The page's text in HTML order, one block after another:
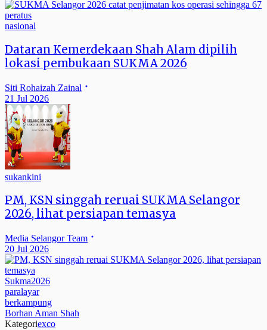
nasional
Dataran Kemerdekaan Shah Alam dipilih
lokasi pembukaan SUKMA 2026
Siti Rohaizah Zainal
21 Jul 2026
sukankini
PM, KSN singgah reruai SUKMA Selangor
2026, lihat persiapan temasya
Media Selangor Team
20 Jul 2026
Sukma2026
paralayar
berkampung
Borhan Aman Shah
Kategoriexco